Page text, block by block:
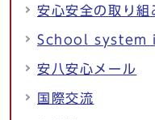
安心安全の取り組
School system
安八安心メール
国際交流